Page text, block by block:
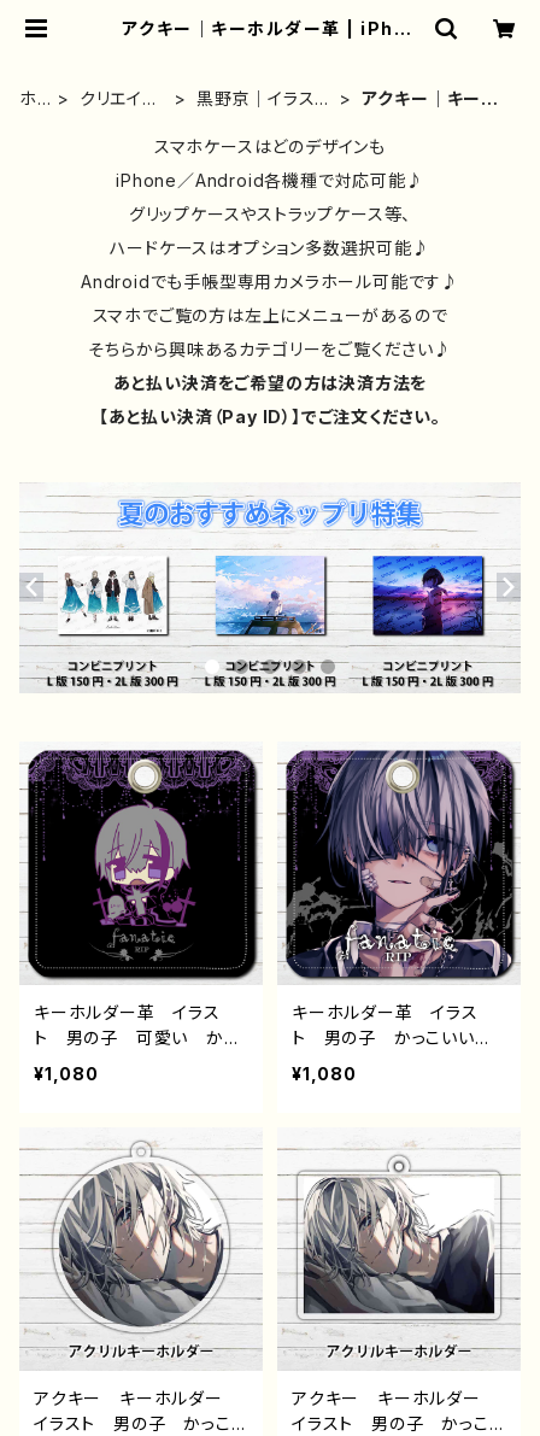
アクキー｜キーホルダー革 | iPhon
後払い/通販｜雑貨屋アリうさ
ホ
クリエイタ
黒野京｜イラスト
アクキー｜キーホ
スマホケースはどのデザインも
iPhone／Android各機種で対応可能♪
グリップケースやストラップケース等、
ハードケースはオプション多数選択可能♪
Androidでも手帳型専用カメラホール可能です♪
スマホでご覧の方は左上にメニューがあるので
そちらから興味あるカテゴリーをご覧ください♪
あと払い決済をご希望の方は決済方法を
【あと払い決済（Pay ID）】でご注文ください。
キーホルダー革 イラス
ト 男の子 可愛い かっ
こいい イケメン おしゃ
れ エモい 病みかわい
少年 銀髪 ミニキャラ
個性的 おすすめ メン
ズ 人気 イラストレータ
ー クリエイター 絵師
オリジナル デザイン グッ
ズ タイトル：Fanatic Ver1
作：黒野京
¥1,080
キーホルダー革 イラス
ト 男の子 かっこいい
イケメン おしゃれ エモ
い 病みかわいい メンヘ
年 銀髪 ピアス クー
ル 個性的 おすすめ メ
ンズ 人気 イラストレータ
ー クリエイター 絵師
オリジナル デザイン グッ
ズ タイトル：Fanatic Ver
2 作：黒野京
¥1,080
アクキー キーホルダー
イラスト 男の子 かっこい
アクキー キーホルダー
イラスト 男の子 かっこい